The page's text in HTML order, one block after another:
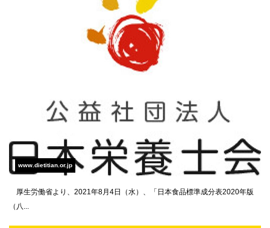
www.dietitian.or.jp
厚生労働省より、2021年8月4日（水）、「日本食品標準成分表2020年版
（八...